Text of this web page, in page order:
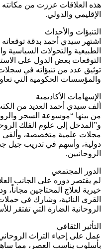
هذه العلاقات عززت من
الإقليمي والدولي.
التنبؤات والأحداث
اشتهر سيدي أحمد بدقة
الطبيعية والتحولات
التوقعات بعض الدول على
توثيق عدد من تنبؤاته في
والمؤسسات الحكومية التي
الإسهامات الأكاديمية
ألف سيدي أحمد العديد من
من بينها “موسوعة السحر
و”المدخل إلى علوم الفلك
مجلات علمية متخصصة،
دولية، وأسهم في تدريب جيل
الروحانيين.
الدور المجتمعي
لم يقتصر دوره على الجانب
خيرية لعلاج المحتاجين مجاناً،
القرى النائية، وشارك في
الروحانية الضارة التي تفتقر
التأثير الثقافي
عمل على إحياء التراث
بأسلوب يناسب العصر، مما